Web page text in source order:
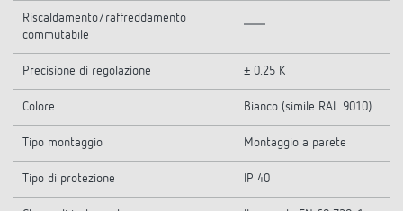
Riscaldamento/raffreddamento
commutabile
Precisione di regolazione ± 0.25 K
Colore Bianco (simile RAL 9010)
Tipo montaggio Montaggio a parete
Tipo di protezione IP 40